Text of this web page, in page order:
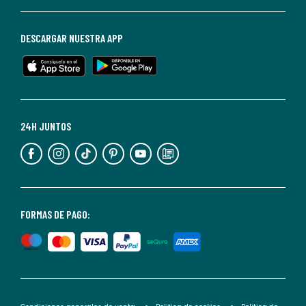
de
en
cualquier
Para
información,
puedes
nuestra
de
privacidad</2>.
FORMAS DE PAGO:
24H JUNTOS
DESCARGAR NUESTRA APP